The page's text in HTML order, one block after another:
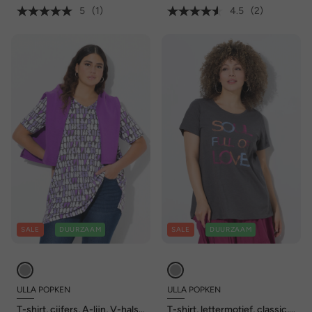
5 (1) 4.5 (2)
SALE DUURZAAM
ULLA POPKEN
T-shirt, cijfers, A-lijn, V-hals,
SALE DUURZAAM
ULLA POPKEN
T-shirt, lettermotief, classic,